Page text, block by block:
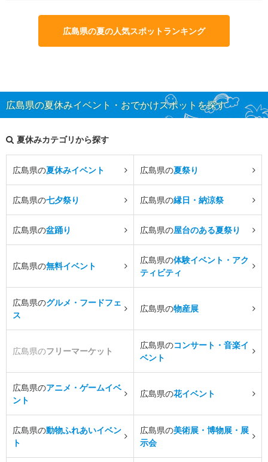
広島県の夏の人気スポットランキング
広島県の夏休みイベント・おでかけスポットを探す
夏休みカテゴリから探す
広島県の夏休みイベント 広島県の夏祭り
広島県の七夕祭り 広島県の縁日・納涼祭
広島県の盆踊り 広島県の屋台のある夏祭り
広島県の無料イベント
広島県の体験イベント・アク
ティビティ
広島県のグルメ・フードフェ
ス
広島県の物産展
広島県のフリーマーケット
広島県のコンサート・音楽イ
ベント
広島県のアニメ・ゲームイベ
ント
広島県の花イベント
広島県の動物ふれあいイベン
ト
広島県の美術展・博物展・展
示会